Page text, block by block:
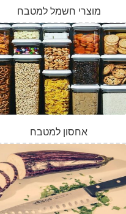
מוצרי חשמל למטבח
אחסון למטבח